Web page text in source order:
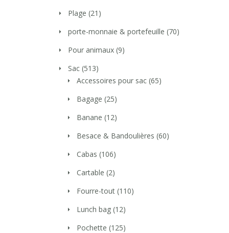
Plage (21)
porte-monnaie & portefeuille (70)
Pour animaux (9)
Sac (513)
Accessoires pour sac (65)
Bagage (25)
Banane (12)
Besace & Bandoulières (60)
Cabas (106)
Cartable (2)
Fourre-tout (110)
Lunch bag (12)
Pochette (125)